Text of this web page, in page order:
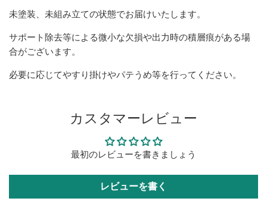
未塗装、未組み立ての状態でお届けいたします。
サポート除去等による微小な欠損や出力時の積層痕がある場
合がございます。
必要に応じてやすり掛けやパテうめ等を行ってください。
カスタマーレビュー
最初のレビューを書きましょう
レビューを書く